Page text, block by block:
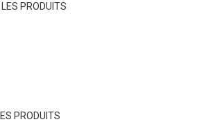
PRODUITS
PRODUITS